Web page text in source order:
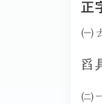
正
㈠
舀
㈡